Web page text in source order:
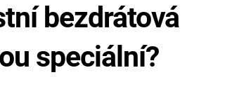
bezdrátová
speciální?